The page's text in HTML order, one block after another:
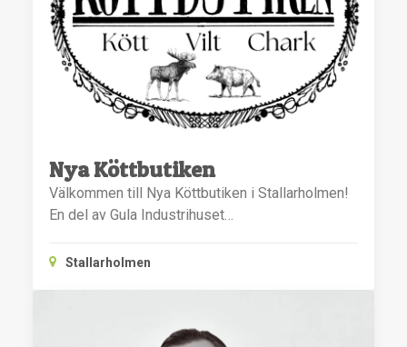
Nya Köttbutiken
Välkommen till Nya Köttbutiken i Stallarholmen!
En del av Gula Industrihuset…
Stallarholmen